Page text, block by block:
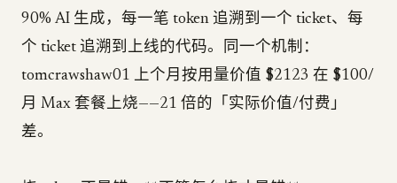
90% AI 生成，每一笔 token 追溯到一个 ticket、每
个 ticket 追溯到上线的代码。同一个机制：
tomcrawshaw01 上个月按用量价值 $2123 在 $100/
月 Max 套餐上烧——21 倍的「实际价值/付费」
差。